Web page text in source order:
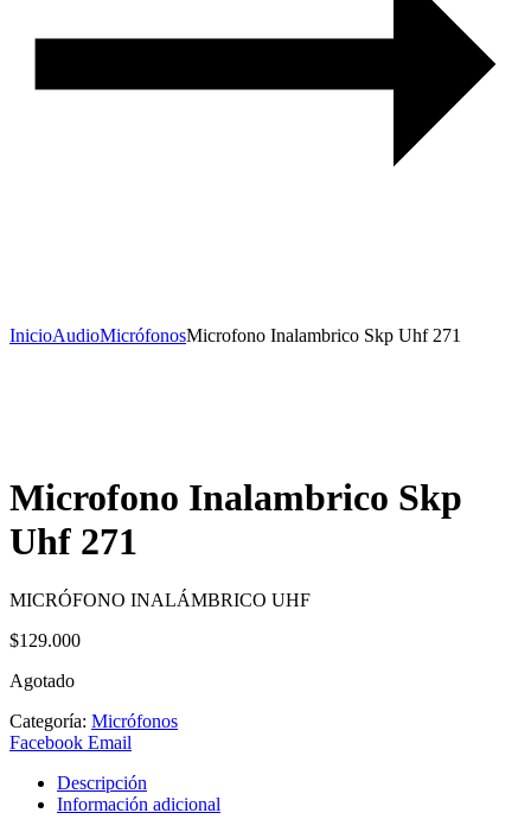
InicioAudioMicrófonosMicrofono Inalambrico Skp Uhf 271
Microfono Inalambrico Skp
Uhf 271
MICRÓFONO INALÁMBRICO UHF
$129.000
Agotado
Categoría: Micrófonos
Share
Facebook Email
Descripción
Información adicional